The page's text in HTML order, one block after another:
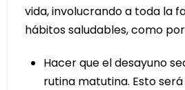
vida, involucrando a toda la
hábitos saludables, como
Hacer que el desayuno
rutina matutina. Esto